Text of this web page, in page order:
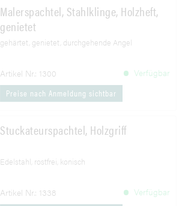
Malerspachtel, Stahlklinge, Holzheft,
genietet
gehärtet, genietet, durchgehende Angel
Artikel Nr.: 1300
Verfügbar
Preise nach Anmeldung sichtbar
Stuckateurspachtel, Holzgriff
Edelstahl, rostfrei, konisch
Artikel Nr.: 1338
Verfügbar